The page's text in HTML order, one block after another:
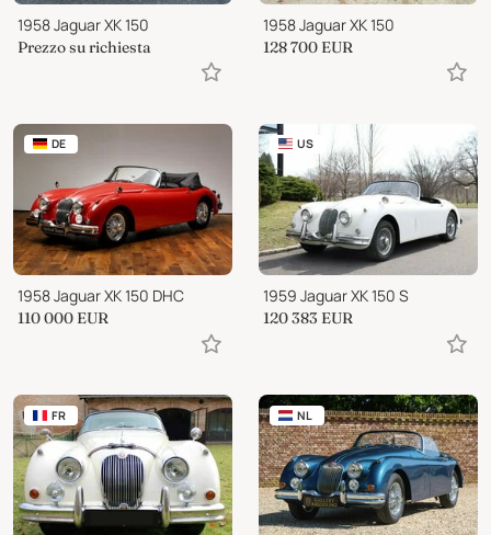
1958 Jaguar XK 150
Prezzo su richiesta
1958 Jaguar XK 150
128 700 EUR
DE
1958 Jaguar XK 150 DHC
110 000 EUR
US
1959 Jaguar XK 150 S
120 383 EUR
FR NL